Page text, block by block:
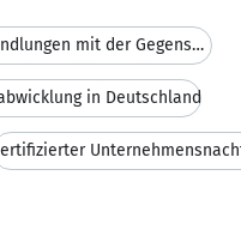
Außergerichtliche Verhandlungen mit der Gegenseite
in Deutschland